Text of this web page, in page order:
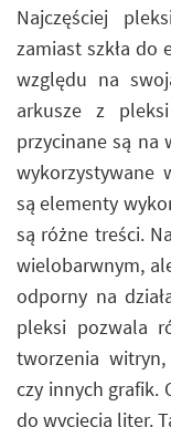
Najczęściej
zamiast szkła do
względu na
arkusze z
przycinane są na
wykorzystywane
są elementy
są różne treści.
wielobarwnym,
odporny na
pleksi pozwala
tworzenia
czy innych grafik.
do wycięcia liter.